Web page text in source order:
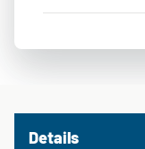
Details